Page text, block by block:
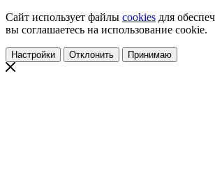
Сайт использует файлы cookies для
вы соглашаетесь на использование cookie.
Настройки Отклонить Принимаю